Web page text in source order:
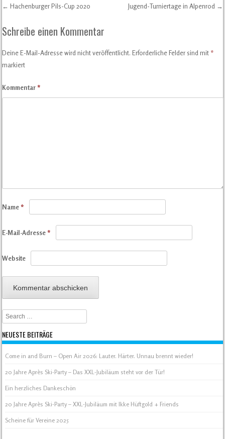
Post navigation
← Hachenburger Pils-Cup 2020 Jugend-Turniertage in Alpenrod →
Schreibe einen Kommentar
Deine E-Mail-Adresse wird nicht veröffentlicht. Erforderliche Felder sind mit *
markiert
Kommentar*
Name*
E-Mail-Adresse*
Website
Search
NEUESTE BEITRÄGE
Come in and Burn – Open Air 2026: Lauter. Härter. Unnau brennt wieder!
20 Jahre Après Ski-Party – Das XXL-Jubiläum steht vor der Tür!
Ein herzliches Dankeschön
20 Jahre Après Ski-Party – XXL-Jubiläum mit Ikke Hüftgold + Friends
Scheine für Vereine 2025